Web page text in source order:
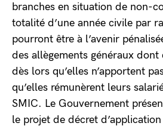
branches en situation de non-
totalité d’une année civile par
pourront être à l’avenir
des allègements généraux dont
dès lors qu’elles n’apportent
qu’elles rémunèrent leurs
SMIC. Le Gouvernement
le projet de décret